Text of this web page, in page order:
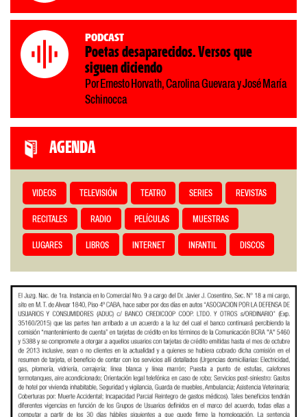
Podcast
Poetas desaparecidos. Versos que
siguen diciendo
Por Ernesto Horvath, Carolina Guevara y José María
Schinocca
AGENDA
VIDEOS TELEVISIÓN TEATRO SERIES REVISTAS
RECITALES RADIO PELÍCULAS MUESTRAS
LUGARES LIBROS INTERNET INFANTIL DISCOS